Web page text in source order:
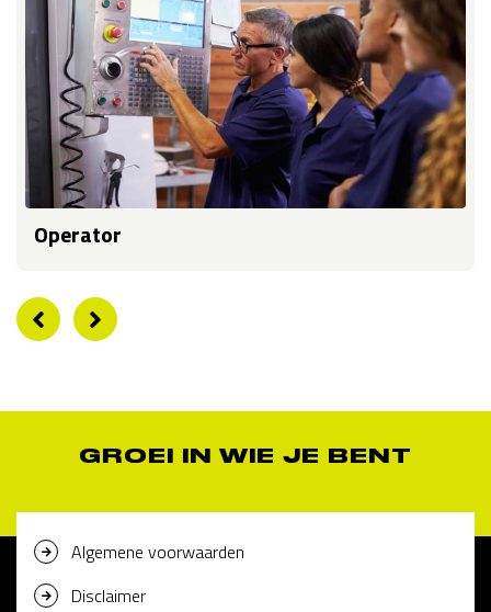
Operator
GROEI IN WIE JE BENT
Algemene voorwaarden
Disclaimer